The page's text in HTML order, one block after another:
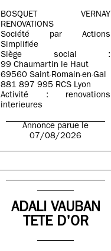
BOSQUET VERNAY
RENOVATIONS
Société par Actions
Simplifiée
Siège social :
99 Chaumartin le Haut
69560 Saint-Romain-en-Gal
881 897 995 RCS Lyon
Activité : renovations
interieures
Annonce parue le
07/08/2026
ADALI VAUBAN
TETE D'OR